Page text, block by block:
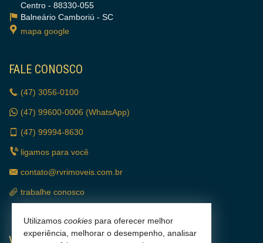
Centro - 88330-055
Balneário Camboriú - SC
mapa google
FALE CONOSCO
(47) 3056-0100
(47) 99600-0006 (WhatsApp)
(47) 99994-8630
ligamos para você
contato@rvrimoveis.com.br
trabalhe conosco
Utilizamos cookies para oferecer melhor
experiência, melhorar o desempenho, analisar